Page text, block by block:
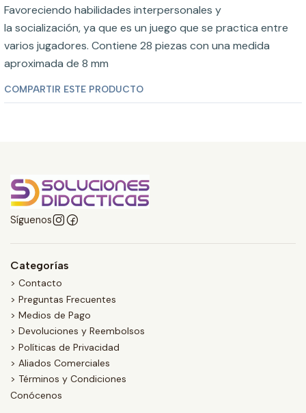
Favoreciendo habilidades interpersonales y
la socialización, ya que es un juego que se practica entre
varios jugadores. Contiene 28 piezas con una medida
aproximada de 8 mm
COMPARTIR ESTE PRODUCTO
Síguenos
Categorías
> Contacto
> Preguntas Frecuentes
> Medios de Pago
> Devoluciones y Reembolsos
> Políticas de Privacidad
> Aliados Comerciales
> Términos y Condiciones
Conócenos